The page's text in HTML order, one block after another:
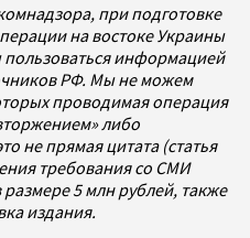
при подготовке
на востоке Украины
информацией
РФ. Мы не можем
проводимая операция
либо
не прямая цитата (статья
требования со СМИ
5 млн рублей, также
издания.